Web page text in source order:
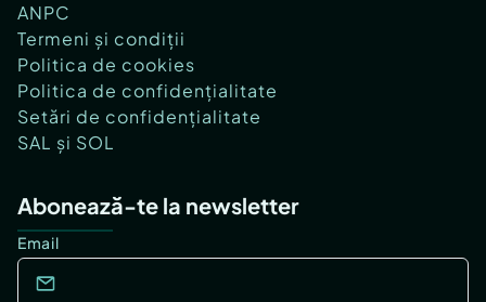
ANPC
Termeni și condiții
Politica de cookies
Politica de confidențialitate
Setări de confidențialitate
SAL și SOL
Abonează-te la newsletter
Email